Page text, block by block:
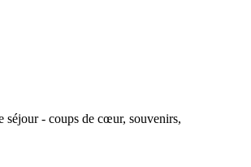
séjour - coups de cœur, souvenirs,